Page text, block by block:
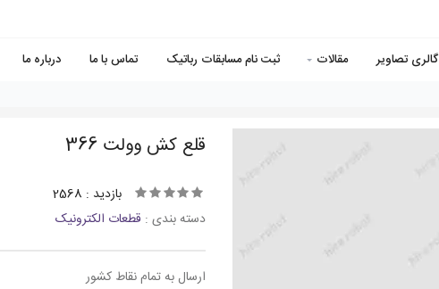
گالری تصاویر مقالات ثبت نام مسابقات رباتیک تماس با ما
درباره ما
قلع كش وولت 366
بازدید : 2568
دسته بندی : قطعات الکترونیک
ارسال به تمام نقاط کشور